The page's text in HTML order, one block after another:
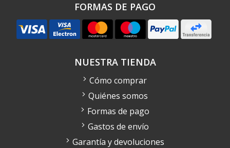
FORMAS DE PAGO
NUESTRA TIENDA
Cómo comprar
Quiénes somos
Formas de pago
Gastos de envío
Garantía y devoluciones